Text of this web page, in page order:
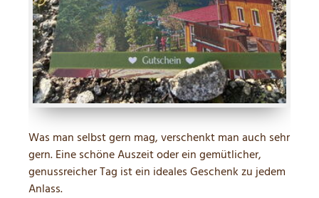
Was man selbst gern mag, verschenkt man auch sehr
gern. Eine schöne Auszeit oder ein gemütlicher,
genussreicher Tag ist ein ideales Geschenk zu jedem
Anlass.